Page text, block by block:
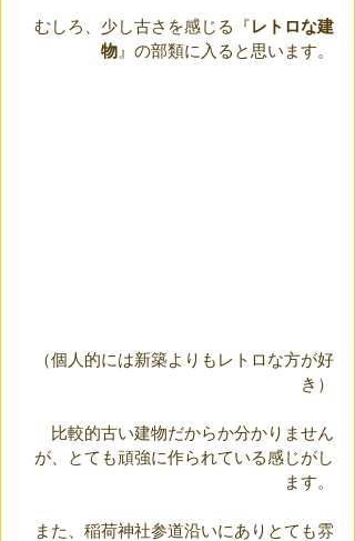
むしろ、少し古さを感じる『レトロな建
物 』の部類に入ると思います。
（個人的には新築よりもレトロな方が好
き）
比較的古い建物だからか分かりません
が、とても頑強に作られている感じがし
ます。
また、稲荷神社参道沿いにありとても雰